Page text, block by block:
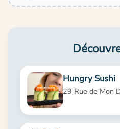
Hungry Sushi
29 Rue de Mon